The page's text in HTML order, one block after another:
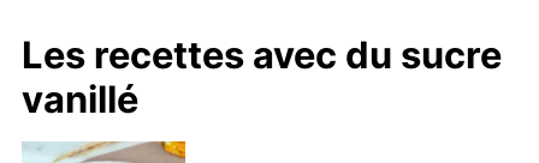
couleur, vous pouvez utiliser du sucre
blanc, du sucre roux (cassonade ou
sucre de canne) ou du sucre complet
Les recettes avec du sucre
vanillé